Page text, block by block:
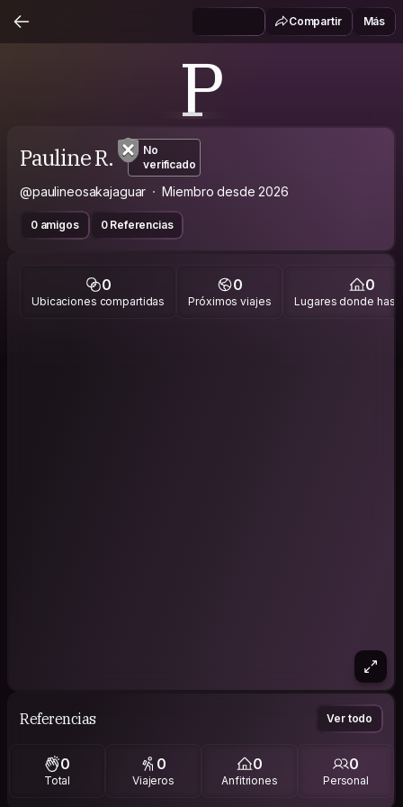
Compartir Más
P
Pauline R.
No
verificado
@paulineosakajaguar Miembro desde 2026
0 amigos 0 Referencias
0
Ubicaciones compartidas
0
Próximos viajes
0
Lugares donde has
Referencias Ver todo
0
Total
0
Viajeros
0
Anfitriones
0
Personal